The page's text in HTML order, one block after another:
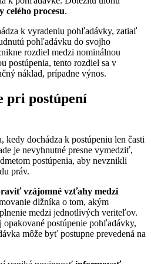
celého procesu.
k vyradeniu pohľadávky, zatiaľ
pohľadávku do svojho
rozdiel medzi nominálnou
postúpenia, tento rozdiel sa v
náklad, prípadne výnos.
pri postúpení
kedy dochádza k postúpeniu len časti
je nevyhnutné presne vymedziť,
postúpenia, aby nevznikli
práv.
vzájomné vzťahy medzi
dlžníka o tom, akým
medzi jednotlivých veriteľov.
postúpenie pohľadávky,
môže byť postupne prevedená na